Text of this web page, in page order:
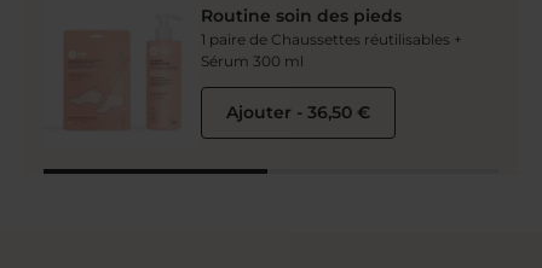
Routine soin des pieds
1 paire de Chaussettes réutilisables +
Sérum 300 ml
Ajouter - 36,50 €